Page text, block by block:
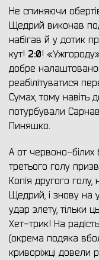
Не спиняючи
Щедрий виконав
набігав й у дотик
кут! 2:0!
добре
реабілітуватися
Сумах, тому навіть
потурбували
Пиняшко.
А от червоно-білих
третього голу
Копія другого
Щедрий, і знову на
удар злету, тільки
Хет-трик! На
(окрема подяка
криворіжці довели